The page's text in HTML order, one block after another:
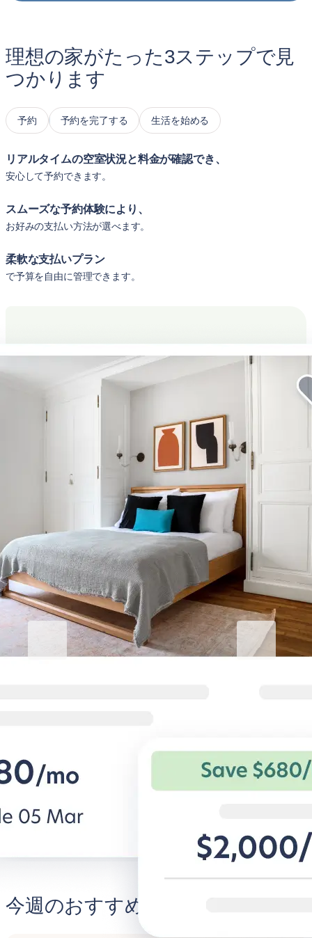
理想の家がたった3ステップで見
つかります
予約 予約を完了する 生活を始める
リアルタイムの空室状況と料金が確認でき、
安心して予約できます。
スムーズな予約体験により、
お好みの支払い方法が選べます。
柔軟な支払いプラン
で予算を自由に管理できます。
企業向けの滞在をより快適に
法人旅行者向けの柔軟な条件と快適な
住宅。
BG for Business発見する
を。
今週のおすすめ